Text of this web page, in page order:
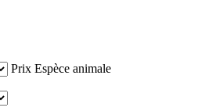
Prix Espèce animale